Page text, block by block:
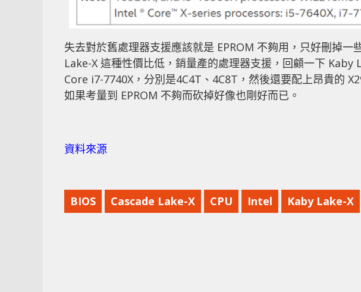
失去對於舊處理器支援應該就是 EPROM 不夠用，只好刪掉
Lake-X 這種性價比低，銷量產的處理器支援，回顧一下 Kaby
Core i7-7740X，分別是4C4T、4C8T，然後還要配上昂貴的
如果考量到 EPROM 不夠而砍掉好像也剛好而已。
資料來源
BIOS Cascade Lake-X CPU Intel Kaby Lake-X